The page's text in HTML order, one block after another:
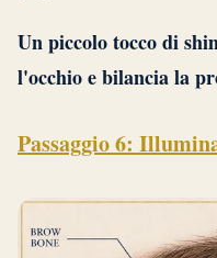
Un piccolo tocco di
l'occhio e bilancia la
Passaggio 6: